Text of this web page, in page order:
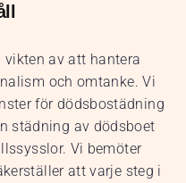
vikten av att hantera
och omtanke. Vi
för dödsbostädning
städning av dödsboet
Vi bemöter
att varje steg i